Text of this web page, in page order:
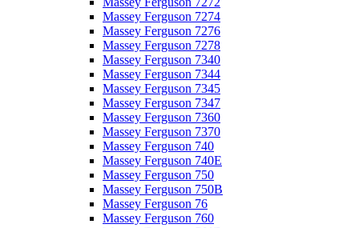
Massey Ferguson 7274
Massey Ferguson 7276
Massey Ferguson 7278
Massey Ferguson 7340
Massey Ferguson 7344
Massey Ferguson 7345
Massey Ferguson 7347
Massey Ferguson 7360
Massey Ferguson 7370
Massey Ferguson 740
Massey Ferguson 740E
Massey Ferguson 750
Massey Ferguson 750B
Massey Ferguson 76
Massey Ferguson 760